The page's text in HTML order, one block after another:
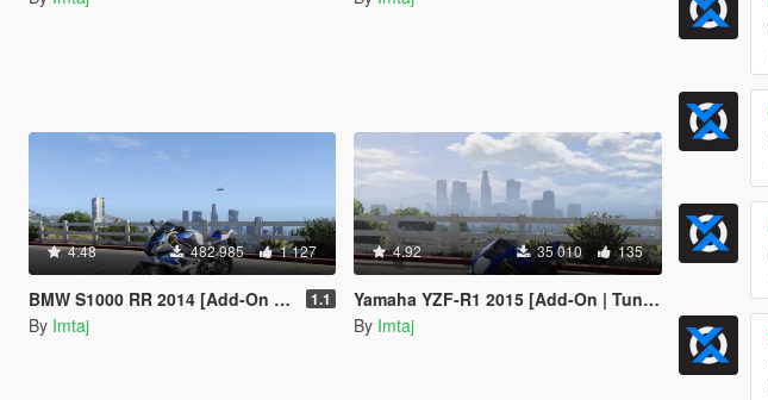
4.48 482 985 1 127
BMW S1000 RR 2014 [Add-On | Tuning] 1.1
By Imtaj
4.92 35 010 135
Yamaha YZF-R1 2015 [Add-On | Tunable]
By Imtaj